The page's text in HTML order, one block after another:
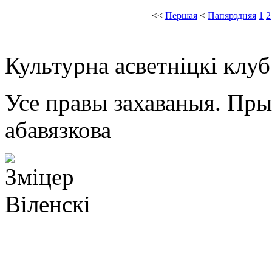
<< Першая < Папярэдняя 1 2
Культурна асветнiцкi
Усе правы захаваныя.
абавязкова